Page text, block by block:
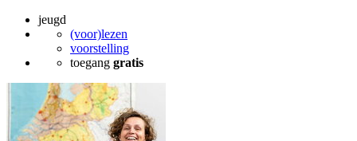
jeugd
(voor)lezen
voorstelling
toegang gratis